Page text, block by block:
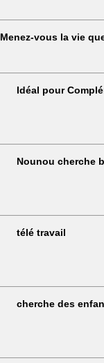
Menez-vous la vie
Idéal pour
Nounou cherche
télé travail
cherche des